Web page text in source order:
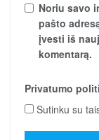
Noriu savo
pašto
įvesti iš
komentarą.
Privatumo
Sutinku su